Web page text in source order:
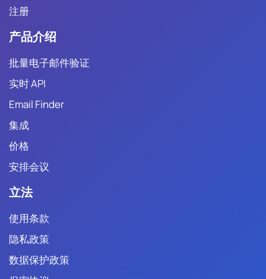
注册
产品介绍
批量电子邮件验证
实时 API
Email Finder
集成
价格
安排会议
立法
使用条款
隐私政策
数据保护政策